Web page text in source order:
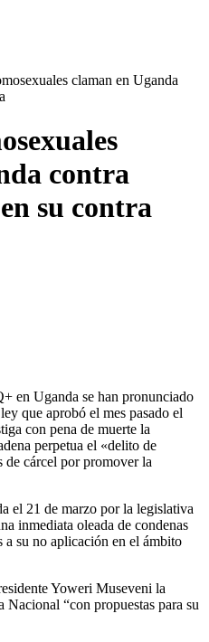
claman en Uganda
contra
su contra
en Uganda se han pronunciado
que aprobó el mes pasado el
con pena de muerte la
perpetua el «delito de
de cárcel por promover la
el 21 de marzo por la legislativa
inmediata oleada de condenas
a su no aplicación en el ámbito
Yoweri Museveni la
“con propuestas para su